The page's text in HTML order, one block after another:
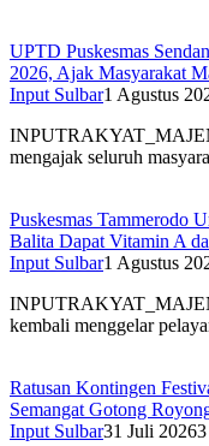
UPTD Puskesmas
2026, Ajak Masyarakat
Input Sulbar1 Agustus
mengajak seluruh
Puskesmas Tammerodo
Balita Dapat Vitamin A
Input Sulbar1 Agustus
kembali menggelar
Ratusan Kontingen
Semangat Gotong
Input Sulbar31 Juli 2026